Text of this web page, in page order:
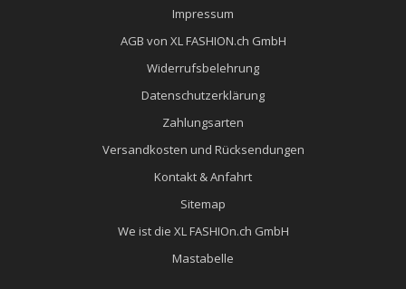
Impressum
AGB von XL FASHION.ch GmbH
Widerrufsbelehrung
Datenschutzerklärung
Zahlungsarten
Versandkosten und Rücksendungen
Kontakt & Anfahrt
Sitemap
We ist die XL FASHIOn.ch GmbH
Mastabelle